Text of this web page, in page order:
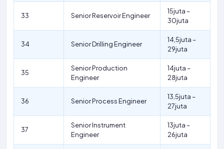
33 Senior Reservoir Engineer
15juta –
30juta
34 Senior Drilling Engineer
14,5juta –
29juta
35
Senior Production
Engineer
14juta –
28juta
36 Senior Process Engineer
13,5juta –
27juta
37
Senior Instrument
Engineer
13juta –
26juta